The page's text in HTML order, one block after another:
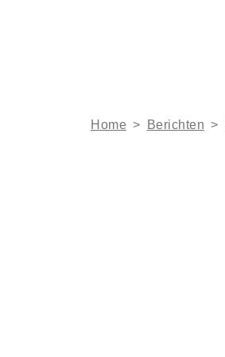
Home > Berichten >